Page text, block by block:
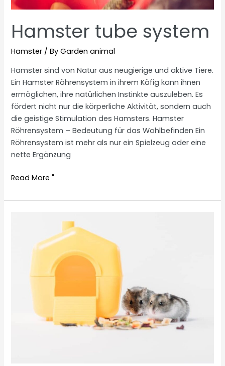
Hamster tube system
Hamster / ByGarden animal
Hamster sind von Natur aus neugierige und aktive Tiere.
Ein Hamster Röhrensystem in ihrem Käfig kann ihnen
ermöglichen, ihre natürlichen Instinkte auszuleben. Es
fördert nicht nur die körperliche Aktivität, sondern auch
die geistige Stimulation des Hamsters. Hamster
Röhrensystem – Bedeutung für das Wohlbefinden Ein
Röhrensystem ist mehr als nur ein Spielzeug oder eine
nette Ergänzung
Hamster
system
Read More "